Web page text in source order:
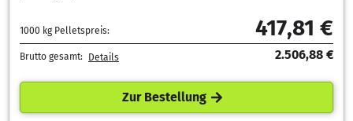
1000 kg Pelletspreis: 417,81 €
Brutto gesamt: Details 2.506,88 €
Zur Bestellung